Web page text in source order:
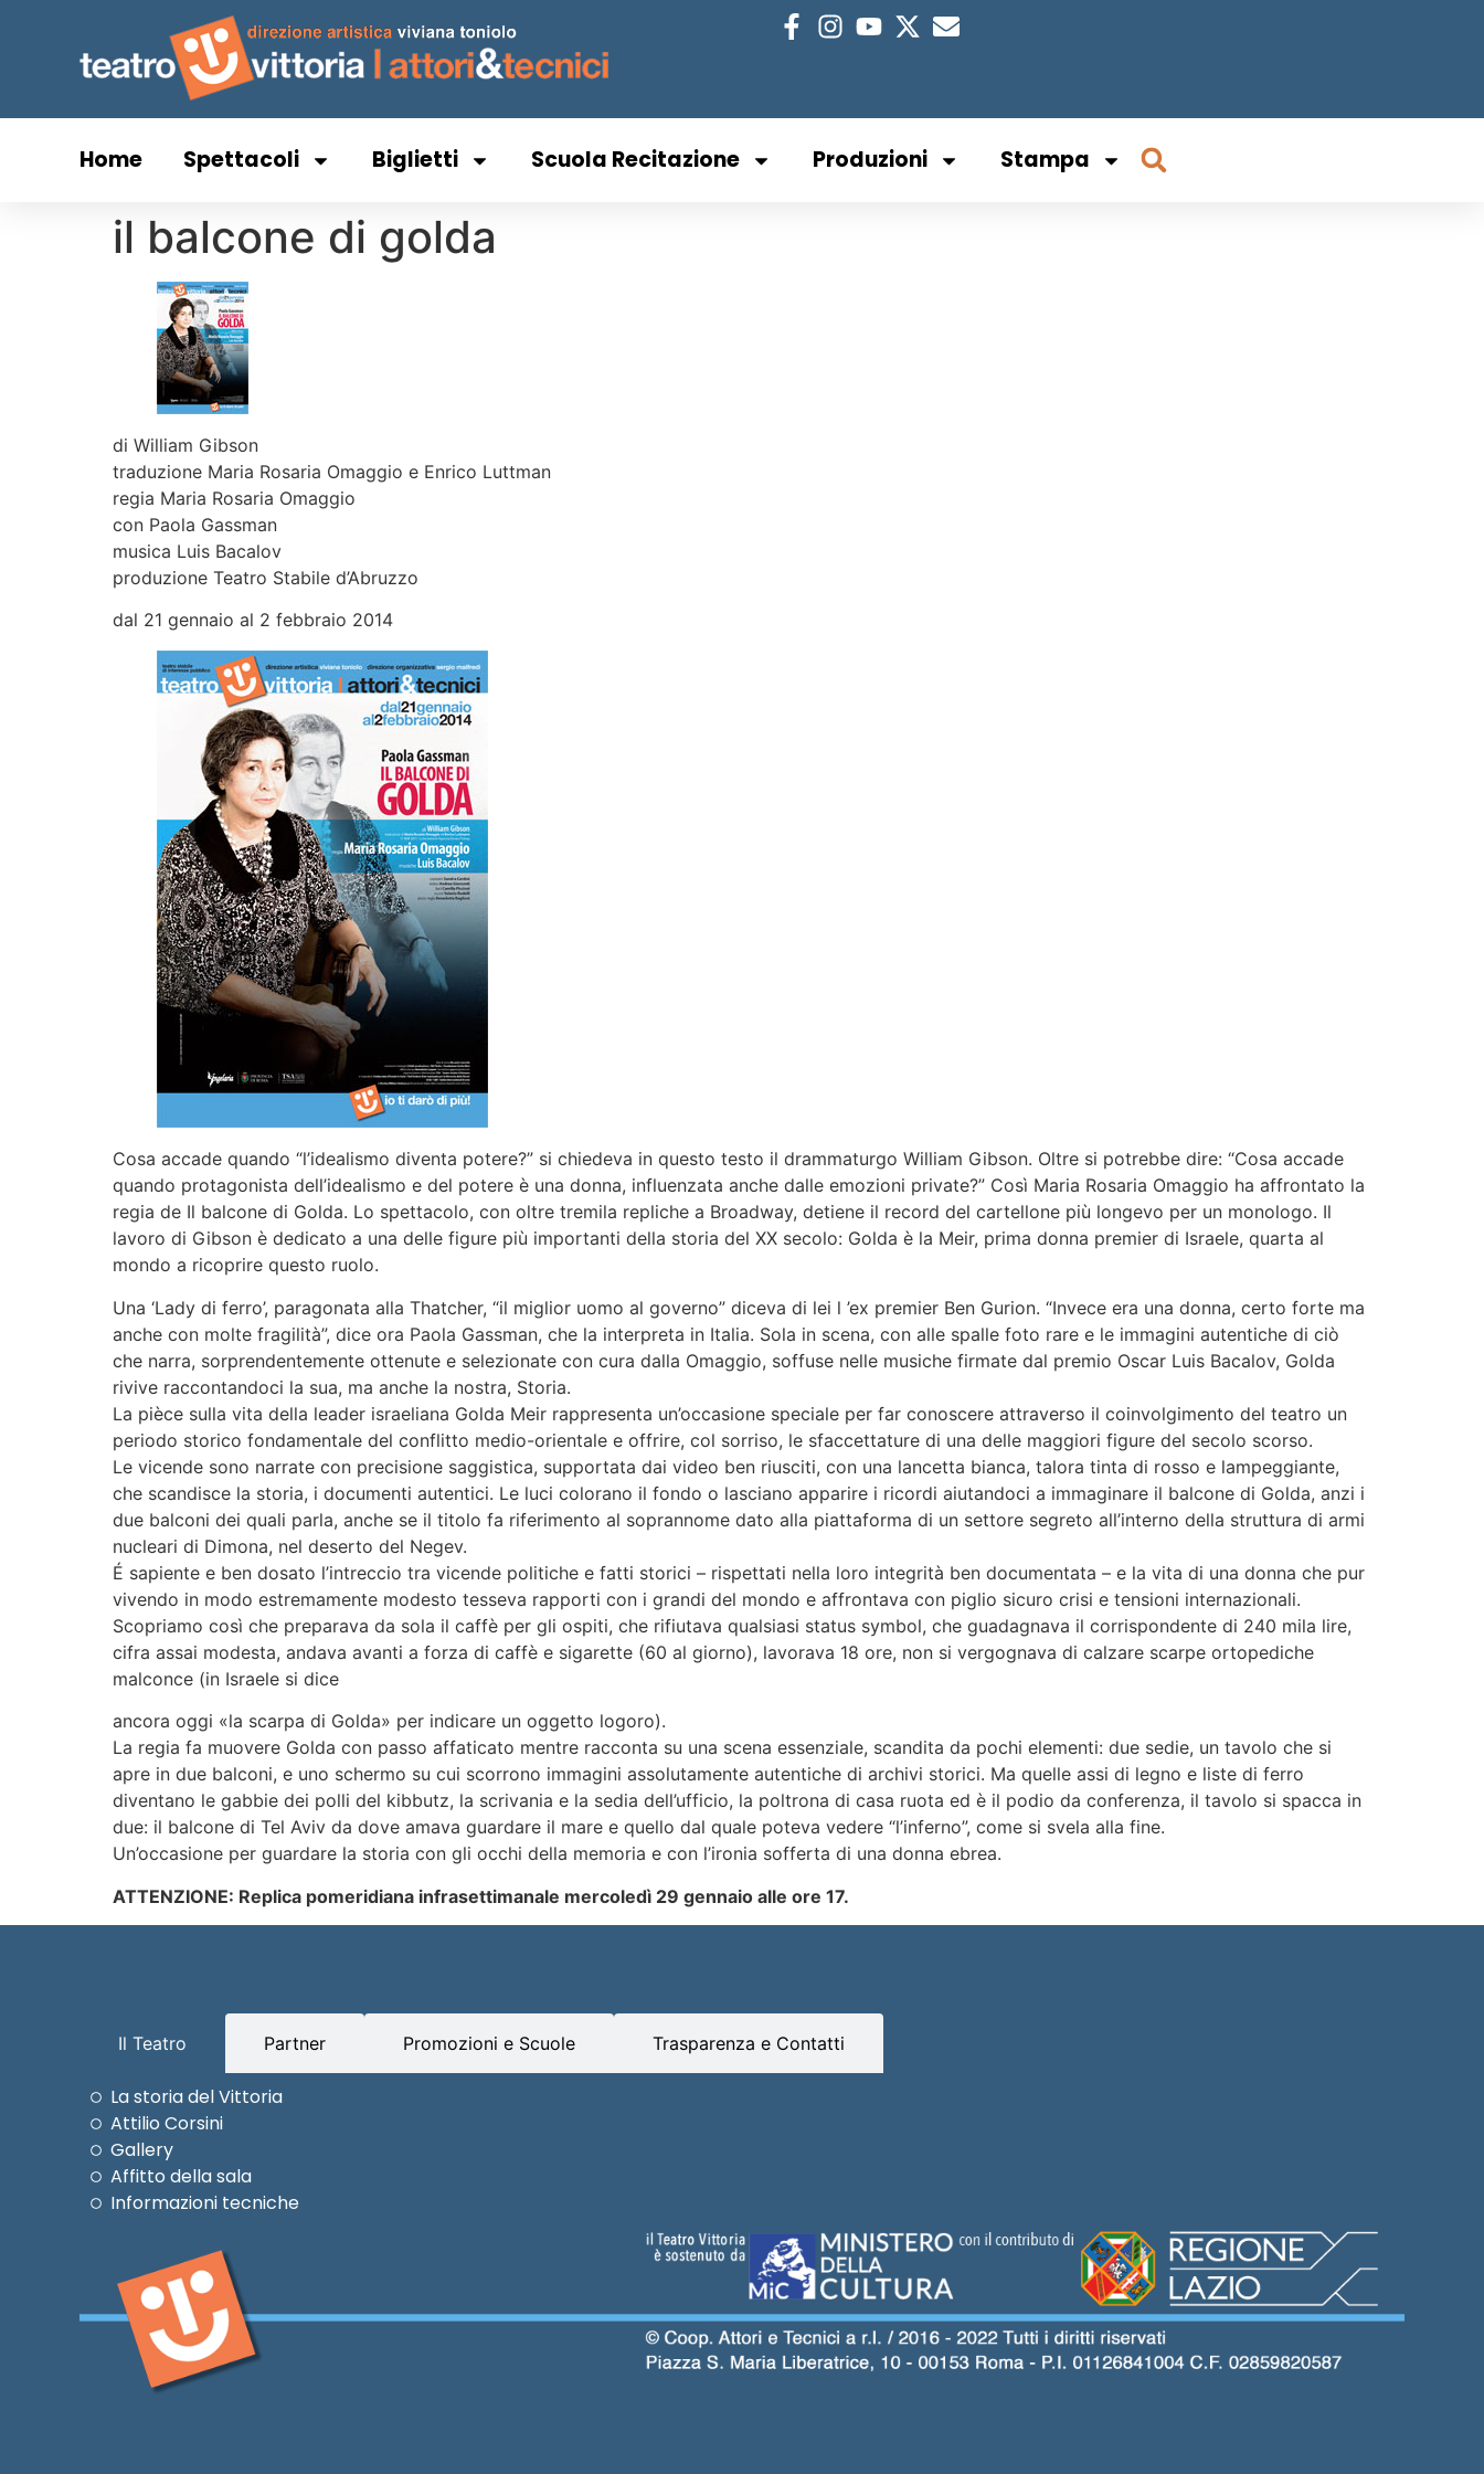
Home Spettacoli Biglietti Scuola Recitazione Produzioni Stampa
il balcone di golda
di William Gibson
traduzione Maria Rosaria Omaggio e Enrico Luttman
regia Maria Rosaria Omaggio
con Paola Gassman
musica Luis Bacalov
produzione Teatro Stabile d’Abruzzo
dal 21 gennaio al 2 febbraio 2014
Cosa accade quando “l’idealismo diventa potere?” si chiedeva in questo testo il drammaturgo William Gibson. Oltre si potrebbe dire: “Cosa accade
quando protagonista dell’idealismo e del potere è una donna, influenzata anche dalle emozioni private?” Così Maria Rosaria Omaggio ha affrontato la
regia de Il balcone di Golda. Lo spettacolo, con oltre tremila repliche a Broadway, detiene il record del cartellone più longevo per un monologo. Il
lavoro di Gibson è dedicato a una delle figure più importanti della storia del XX secolo: Golda è la Meir, prima donna premier di Israele, quarta al
mondo a ricoprire questo ruolo.
Una ‘Lady di ferro’, paragonata alla Thatcher, “il miglior uomo al governo” diceva di lei l ’ex premier Ben Gurion. “Invece era una donna, certo forte ma
anche con molte fragilità”, dice ora Paola Gassman, che la interpreta in Italia. Sola in scena, con alle spalle foto rare e le immagini autentiche di ciò
che narra, sorprendentemente ottenute e selezionate con cura dalla Omaggio, soffuse nelle musiche firmate dal premio Oscar Luis Bacalov, Golda
rivive raccontandoci la sua, ma anche la nostra, Storia.
La pièce sulla vita della leader israeliana Golda Meir rappresenta un’occasione speciale per far conoscere attraverso il coinvolgimento del teatro un
periodo storico fondamentale del conflitto medio-orientale e offrire, col sorriso, le sfaccettature di una delle maggiori figure del secolo scorso.
Le vicende sono narrate con precisione saggistica, supportata dai video ben riusciti, con una lancetta bianca, talora tinta di rosso e lampeggiante,
che scandisce la storia, i documenti autentici. Le luci colorano il fondo o lasciano apparire i ricordi aiutandoci a immaginare il balcone di Golda, anzi i
due balconi dei quali parla, anche se il titolo fa riferimento al soprannome dato alla piattaforma di un settore segreto all’interno della struttura di armi
nucleari di Dimona, nel deserto del Negev.
É sapiente e ben dosato l’intreccio tra vicende politiche e fatti storici – rispettati nella loro integrità ben documentata – e la vita di una donna che pur
vivendo in modo estremamente modesto tesseva rapporti con i grandi del mondo e affrontava con piglio sicuro crisi e tensioni internazionali.
Scopriamo così che preparava da sola il caffè per gli ospiti, che rifiutava qualsiasi status symbol, che guadagnava il corrispondente di 240 mila lire,
cifra assai modesta, andava avanti a forza di caffè e sigarette (60 al giorno), lavorava 18 ore, non si vergognava di calzare scarpe ortopediche
malconce (in Israele si dice
ancora oggi «la scarpa di Golda» per indicare un oggetto logoro).
La regia fa muovere Golda con passo affaticato mentre racconta su una scena essenziale, scandita da pochi elementi: due sedie, un tavolo che si
apre in due balconi, e uno schermo su cui scorrono immagini assolutamente autentiche di archivi storici. Ma quelle assi di legno e liste di ferro
diventano le gabbie dei polli del kibbutz, la scrivania e la sedia dell’ufficio, la poltrona di casa ruota ed è il podio da conferenza, il tavolo si spacca in
due: il balcone di Tel Aviv da dove amava guardare il mare e quello dal quale poteva vedere “l’inferno”, come si svela alla fine.
Un’occasione per guardare la storia con gli occhi della memoria e con l’ironia sofferta di una donna ebrea.
ATTENZIONE: Replica pomeridiana infrasettimanale mercoledì 29 gennaio alle ore 17.
Il Teatro Partner Promozioni e Scuole Trasparenza e Contatti
La storia del Vittoria
Attilio Corsini
Gallery
Affitto della sala
Informazioni tecniche